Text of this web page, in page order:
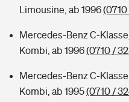
Limousine, ab 1996(0710
Mercedes-Benz C-
Kombi, ab 1996(0710 /
Mercedes-Benz C-
Kombi, ab 1995(0710 /